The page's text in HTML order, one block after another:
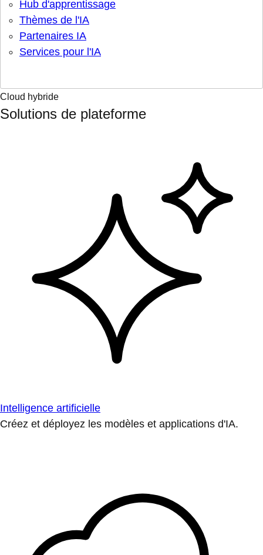
Hub d'apprentissage
Thèmes de l'IA
Partenaires IA
Services pour l'IA
Cloud hybride
Solutions de plateforme
Intelligence artificielle
Créez et déployez les modèles et applications d'IA.